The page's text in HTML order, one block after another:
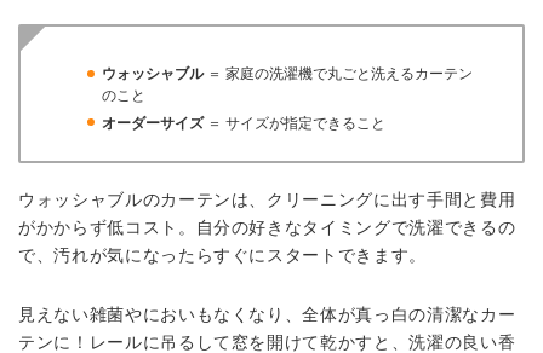
ウォッシャブル ＝ 家庭の洗濯機で丸ごと洗えるカーテン
のこと
オーダーサイズ ＝ サイズが指定できること
ウォッシャブルのカーテンは、クリーニングに出す手間と費用
がかからず低コスト。自分の好きなタイミングで洗濯できるの
で、汚れが気になったらすぐにスタートできます。
見えない雑菌やにおいもなくなり、全体が真っ白の清潔なカー
テンに！レールに吊るして窓を開けて乾かすと、洗濯の良い香